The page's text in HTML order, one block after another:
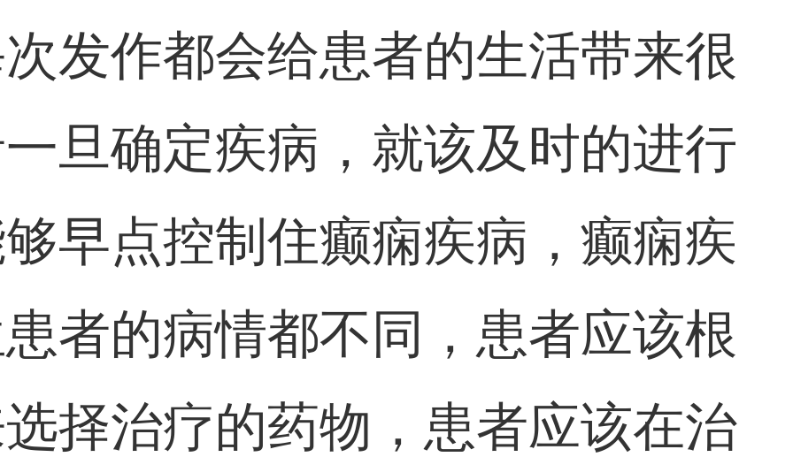
发作都会给患者的生活带来很
旦确定疾病，就该及时的进行
早点控制住癫痫疾病，癫痫疾
者的病情都不同，患者应该根
择治疗的药物，患者应该在治